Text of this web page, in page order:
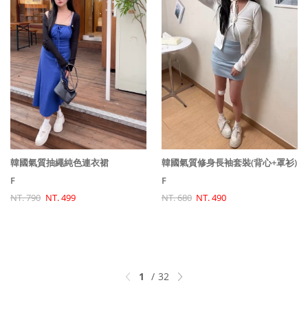
韓國氣質抽繩純色連衣裙
F
NT. 790 NT. 499
韓國氣質修身長袖套裝(背心+罩衫)
F
NT. 680 NT. 490
1 32